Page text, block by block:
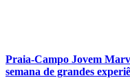
Praia-Campo Jovem
semana de grandes